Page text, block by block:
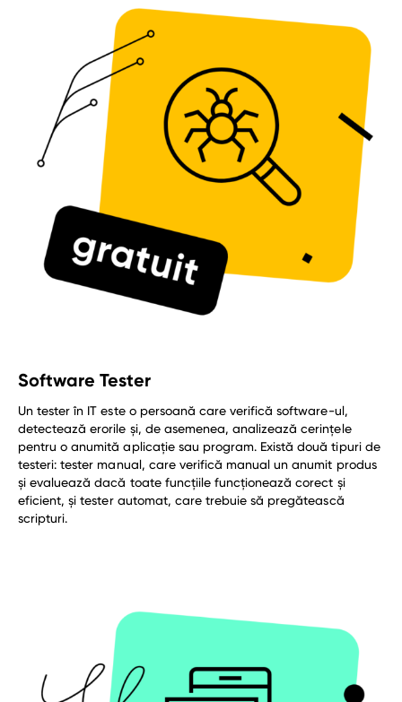
Software Tester
Un tester în IT este o persoană care verifică software-ul,
detectează erorile și, de asemenea, analizează cerințele
pentru o anumită aplicație sau program. Există două tipuri de
testeri: tester manual, care verifică manual un anumit produs
și evaluează dacă toate funcțiile funcționează corect și
eficient, și tester automat, care trebuie să pregătească
scripturi.